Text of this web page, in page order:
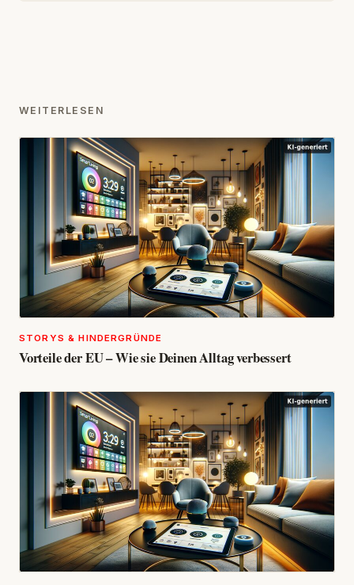
WEITERLESEN
STORYS & HINDERGRÜNDE
Vorteile der EU – Wie sie Deinen Alltag verbessert